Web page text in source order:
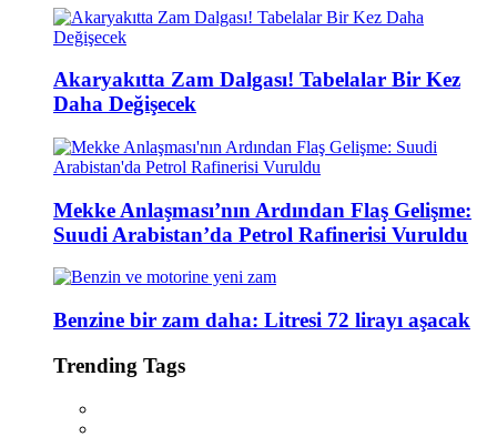
Akaryakıtta Zam Dalgası! Tabelalar Bir Kez
Daha Değişecek
Mekke Anlaşması’nın Ardından Flaş Gelişme:
Suudi Arabistan’da Petrol Rafinerisi Vuruldu
Benzine bir zam daha: Litresi 72 lirayı aşacak
Trending Tags